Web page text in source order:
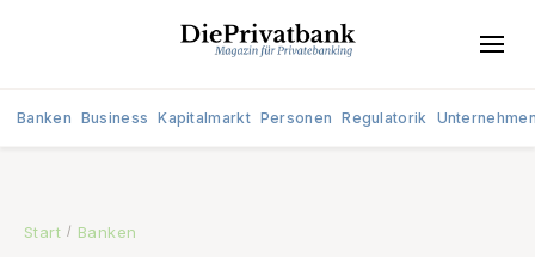
Banken Business Kapitalmarkt Personen Regulatorik
Start / Banken